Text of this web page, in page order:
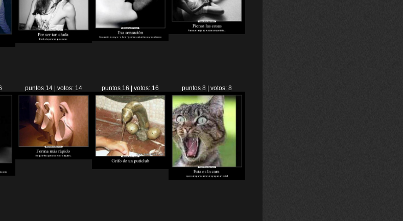
puntos 14 | votos: 14 puntos 16 | votos: 16 puntos 8 | votos: 8